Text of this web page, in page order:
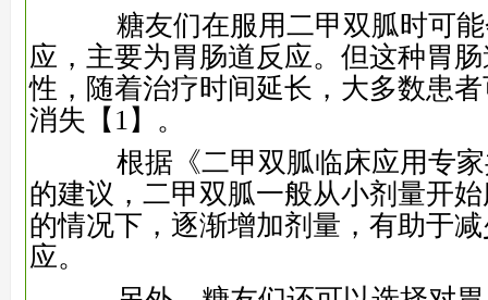
糖友们在服用二甲双胍时可能
应，主要为胃肠道反应。但这种胃
性，随着治疗时间延长，大多数患
消失 【1】 。
根据《二甲双胍临床应用专家
的建议，二甲双胍一般从小剂量开
的情况下，逐渐增加剂量，有助于
应。